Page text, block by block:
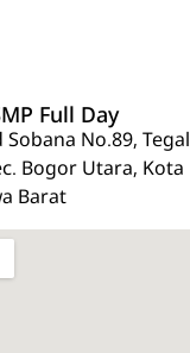
Full Day
Sobana No.89, Tegal
Bogor Utara, Kota
Barat